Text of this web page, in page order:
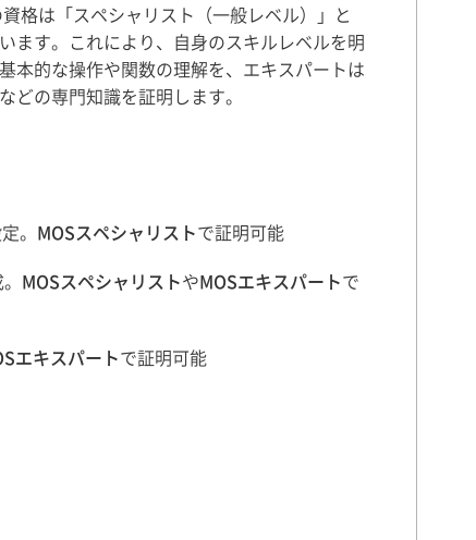
資格は「スペシャリスト（一般レベル）」と
ます。これにより、自身のスキルレベルを明
本的な操作や関数の理解を、エキスパートは
どの専門知識を証明します。
。 MOSスペシャリストで証明可能
MOSスペシャリストやMOSエキスパートで
エキスパートで証明可能